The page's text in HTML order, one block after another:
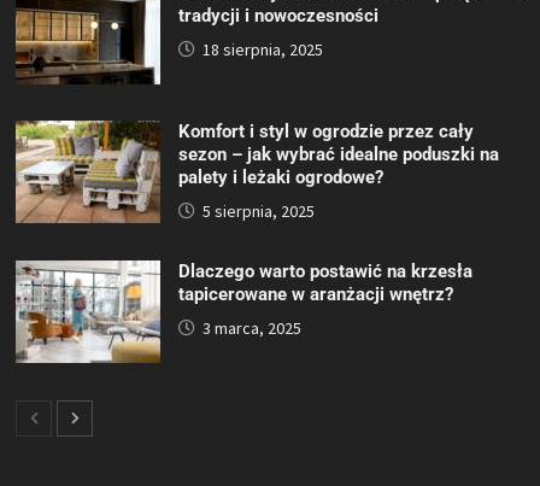
tradycji i nowoczesności
18 sierpnia, 2025
Komfort i styl w ogrodzie przez cały
sezon – jak wybrać idealne poduszki na
palety i leżaki ogrodowe?
5 sierpnia, 2025
Dlaczego warto postawić na krzesła
tapicerowane w aranżacji wnętrz?
3 marca, 2025